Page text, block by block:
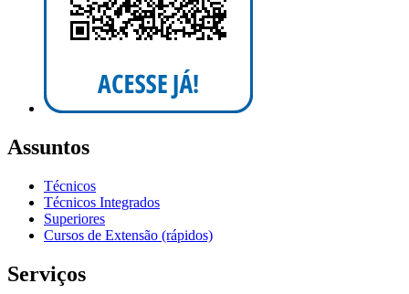
Assuntos
Técnicos
Técnicos Integrados
Superiores
Cursos de Extensão (rápidos)
Serviços